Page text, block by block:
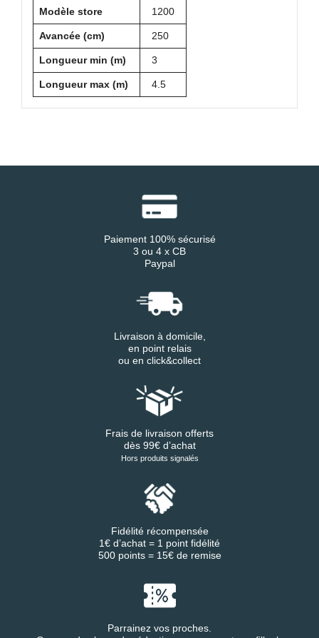
Modèle store 1200
Avancée (cm) 250
Longueur min (m) 3
Longueur max (m) 4.5
Paiement 100% sécurisé
3 ou 4 x CB
Paypal
Livraison à domicile,
en point relais
ou en click&collect
Frais de livraison offerts
dès 99€ d’achat
Hors produits signalés
Fidélité récompensée
1€ d’achat = 1 point fidélité
500 points = 15€ de remise
Parrainez vos proches.